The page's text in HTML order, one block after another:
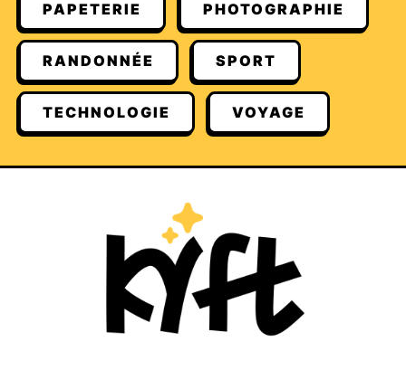
PAPETERIE PHOTOGRAPHIE
RANDONNÉE SPORT
TECHNOLOGIE VOYAGE